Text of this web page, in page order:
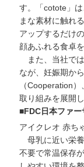
す。「cotote」
まな素材に触れ
アップするだけ
顔あふれる食卓
また、当社で
なが、妊娠期か
（Cooperation
取り組みを展開し
■FDC日本ファ
アイクレオ 赤ち
母乳に近い栄
不要で常温保存